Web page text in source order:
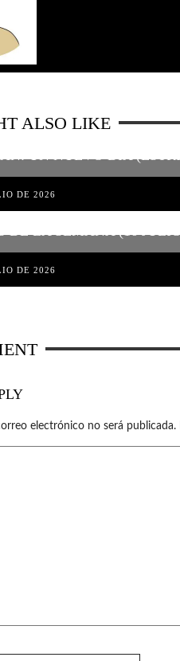
ALSO LIKE
DE 2026
DE 2026
electrónico no será publicada.